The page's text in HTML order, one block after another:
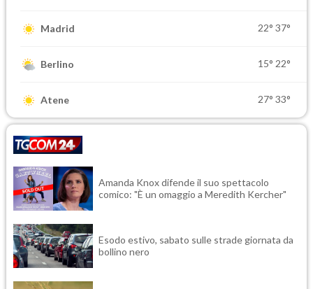
Madrid 22° 37°
Berlino 15° 22°
Atene 27° 33°
Amanda Knox difende il suo spettacolo
comico: "È un omaggio a Meredith Kercher"
Esodo estivo, sabato sulle strade giornata da
bollino nero